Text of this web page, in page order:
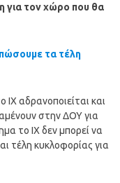
για τον χώρο που θα
τα τέλη
αδρανοποιείται και
στην ΔΟΥ για
το ΙΧ δεν μπορεί να
τέλη κυκλοφορίας για